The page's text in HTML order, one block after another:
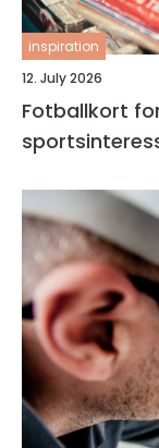
inspiration
12. July 2026
Fotballkort